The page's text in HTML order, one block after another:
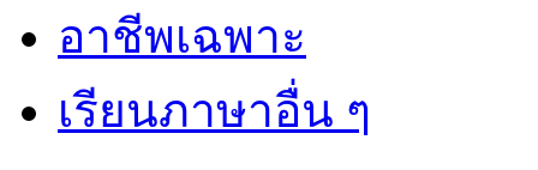
อาชีพเฉพาะ
เรียนภาษาอื่น ๆ